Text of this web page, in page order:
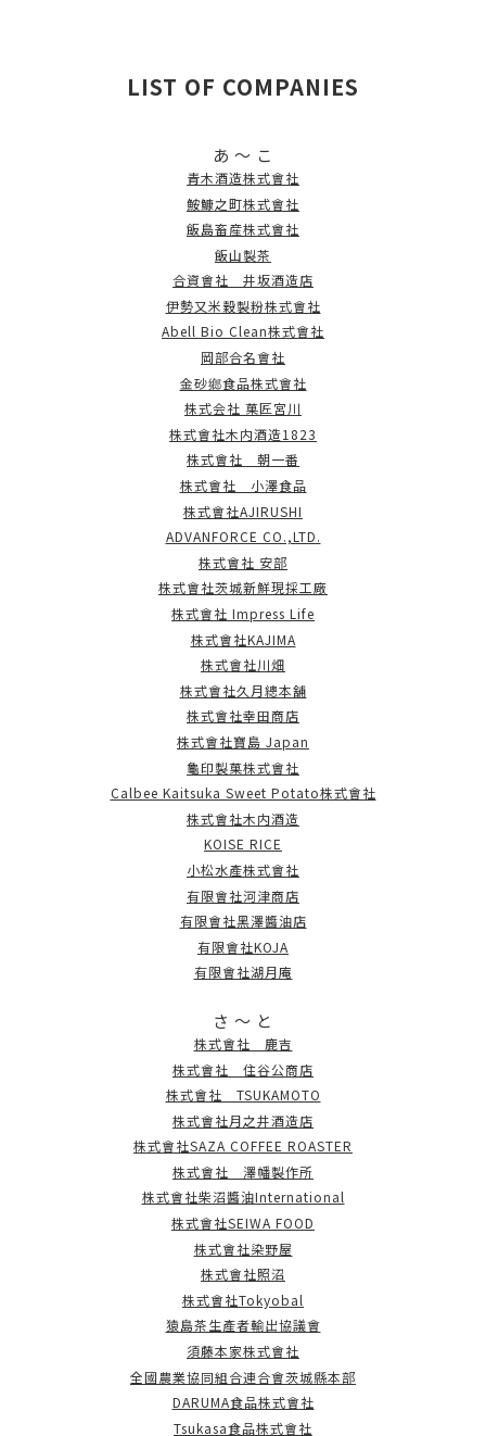
LIST OF COMPANIES
あ ～ こ
青木酒造株式會社
鮟鱇之町株式會社
飯島畜産株式會社
飯山製茶
合資會社 井坂酒造店
伊勢又米榖製粉株式會社
Abell Bio Clean株式會社
岡部合名會社
金砂鄉食品株式會社
株式会社 菓匠宮川
株式會社木内酒造1823
株式會社 朝一番
株式會社 小澤食品
株式會社AJIRUSHI
ADVANFORCE CO.,LTD.
株式會社 安部
株式會社茨城新鮮現採工廠
株式會社 Impress Life
株式會社KAJIMA
株式會社川畑
株式會社久月總本舖
株式會社幸田商店
株式會社寶島 Japan
龜印製菓株式會社
Calbee Kaitsuka Sweet Potato株式會社
株式會社木内酒造
KOISE RICE
小松水產株式會社
有限會社河津商店
有限會社黑澤醬油店
有限會社KOJA
有限會社湖月庵
さ ～ と
株式會社 鹿吉
株式會社 住谷公商店
株式會社 TSUKAMOTO
株式會社月之井酒造店
株式會社SAZA COFFEE ROASTER
株式會社 澤幡製作所
株式會社柴沼醬油International
株式會社SEIWA FOOD
株式會社染野屋
株式會社照沼
株式會社Tokyobal
猿島茶生產者輸出協議會
須藤本家株式會社
全國農業協同組合連合會茨城縣本部
DARUMA食品株式會社
Tsukasa食品株式會社